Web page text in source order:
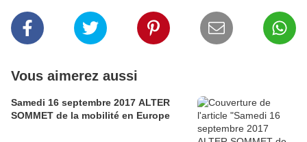
Vous aimerez aussi
Samedi 16 septembre 2017 ALTER
SOMMET de la mobilité en Europe